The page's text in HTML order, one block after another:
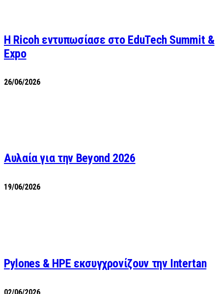
Η Ricoh εντυπωσίασε στο EduTech Summit &
Expo
26/06/2026
Αυλαία για την Beyond 2026
19/06/2026
Pylones & HPE εκσυγχρονίζουν την Intertan